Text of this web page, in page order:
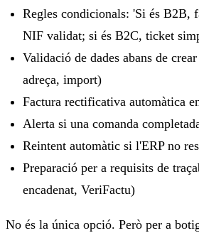
Regles condicionals: 'Si és B2B,
NIF validat; si és B2C, ticket
Validació de dades abans de
adreça, import)
Factura rectificativa automàtica
Alerta si una comanda
Reintent automàtic si l'ERP no
Preparació per a requisits de
encadenat, VeriFactu)
No és la única opció. Però per a